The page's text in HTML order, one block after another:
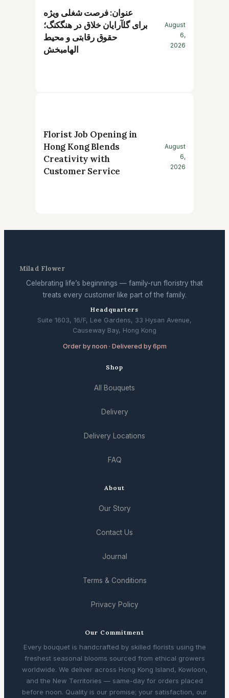
عنوان: فرصت شغلی ویژه
برای گلآرایان خلاق در هنگکنگ؛
حقوق رقابتی و محیط
الهامبخش
August
6,
2026
Florist Job Opening in
Hong Kong Blends
Creativity with
Customer Service
August
6,
2026
Milad Flower
Celebrating life’s beginnings — family-run floristry that
treats every customer like part of the family.
Headquarters
Suite 1603, 16/F, Lee Gardens, 33 Hysan Avenue,
Causeway Bay, Hong Kong
Order by noon · Delivered by 6pm
Shop
All Bouquets
Delivery
Delivery Locations
FAQ
About
Our Story
Contact Us
Journal
Terms & Conditions
Privacy Policy
Our Commitment
Every bouquet is handcrafted by skilled florists using the
freshest seasonal blooms sourced from ethical growers
worldwide. We deliver across Hong Kong Island, Kowloon,
and the New Territories — same-day for orders placed
before noon. Quality is our promise; your satisfaction, our